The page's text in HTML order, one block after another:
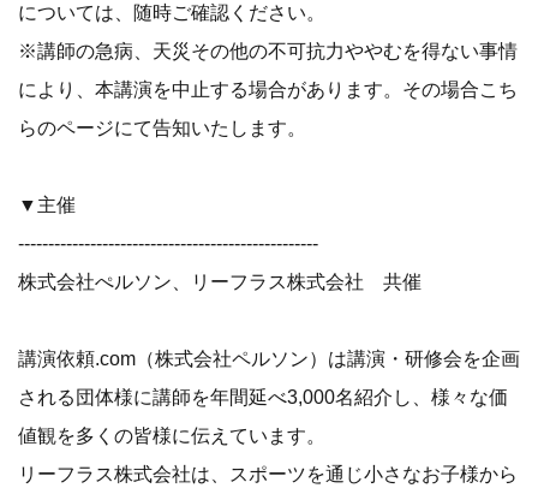
については、随時ご確認ください。
※講師の急病、天災その他の不可抗力ややむを得ない事情
により、本講演を中止する場合があります。その場合こち
らのページにて告知いたします。
▼主催
--------------------------------------------------
株式会社ぺルソン、リーフラス株式会社 共催
講演依頼.com（株式会社ペルソン）は講演・研修会を企画
される団体様に講師を年間延べ3,000名紹介し、様々な価
値観を多くの皆様に伝えています。
リーフラス株式会社は、スポーツを通じ小さなお子様から